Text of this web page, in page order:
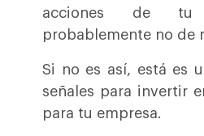
acciones de tu
probablemente no de
Si no es así, está es
señales para invertir
para tu empresa.